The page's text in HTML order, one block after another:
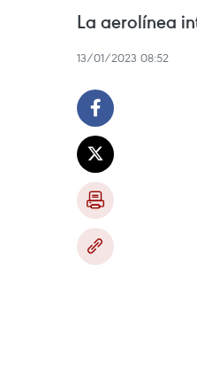
La aerolínea
13/01/2023 08:52